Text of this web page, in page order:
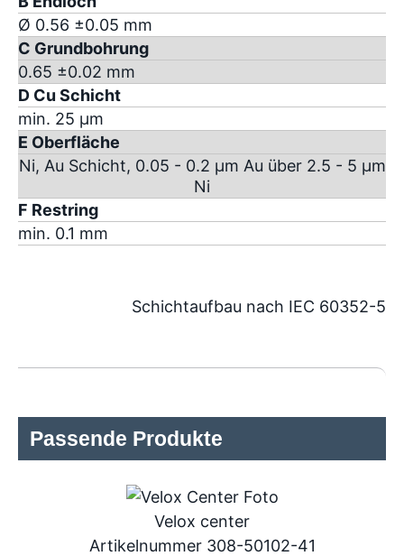
Ø 0.56 ±0.05 mm
C Grundbohrung
0.65 ±0.02 mm
D Cu Schicht
min. 25 µm
E Oberfläche
Ni, Au Schicht, 0.05 - 0.2 µm Au über 2.5 - 5 µm
Ni
F Restring
min. 0.1 mm
Schichtaufbau nach IEC 60352-5
Passende Produkte
Velox center
Artikelnummer 308-50102-41